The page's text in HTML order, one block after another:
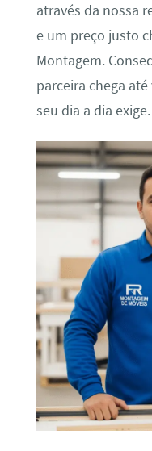
através da nossa
e um preço justo
Montagem.
parceira chega
seu dia a dia exige.